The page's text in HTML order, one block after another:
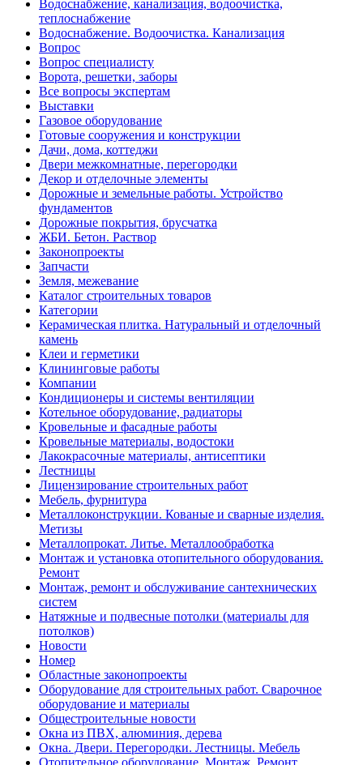
Водоснабжение, канализация, водоочистка,
теплоснабжение
Водоснабжение. Водоочистка. Канализация
Вопрос
Вопрос специалисту
Ворота, решетки, заборы
Все вопросы экспертам
Выставки
Газовое оборудование
Готовые сооружения и конструкции
Дачи, дома, коттеджи
Двери межкомнатные, перегородки
Декор и отделочные элементы
Дорожные и земельные работы. Устройство
фундаментов
Дорожные покрытия, брусчатка
ЖБИ. Бетон. Раствор
Законопроекты
Запчасти
Земля, межевание
Каталог строительных товаров
Категории
Керамическая плитка. Натуральный и отделочный
камень
Клеи и герметики
Клининговые работы
Компании
Кондиционеры и системы вентиляции
Котельное оборудование, радиаторы
Кровельные и фасадные работы
Кровельные материалы, водостоки
Лакокрасочные материалы, антисептики
Лестницы
Лицензирование строительных работ
Мебель, фурнитура
Металлоконструкции. Кованые и сварные изделия.
Метизы
Металлопрокат. Литье. Металлообработка
Монтаж и установка отопительного оборудования.
Ремонт
Монтаж, ремонт и обслуживание сантехнических
систем
Натяжные и подвесные потолки (материалы для
потолков)
Новости
Номер
Областные законопроекты
Оборудование для строительных работ. Сварочное
оборудование и материалы
Общестроительные новости
Окна из ПВХ, алюминия, дерева
Окна. Двери. Перегородки. Лестницы. Мебель
Отопительное оборудование. Монтаж. Ремонт